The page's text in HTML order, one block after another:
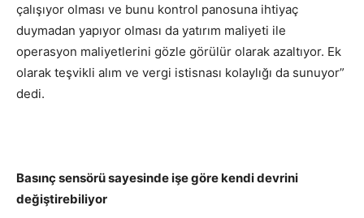
çalışıyor olması ve bunu kontrol panosuna ihtiyaç
duymadan yapıyor olması da yatırım maliyeti ile
operasyon maliyetlerini gözle görülür olarak azaltıyor. Ek
olarak teşvikli alım ve vergi istisnası kolaylığı da sunuyor”
dedi.
Basınç sensörü sayesinde işe göre kendi devrini
değiştirebiliyor